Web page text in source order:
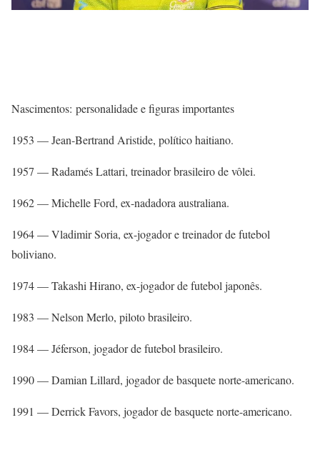
Nascimentos: personalidade e figuras importantes
1953 — Jean-Bertrand Aristide, político haitiano.
1957 — Radamés Lattari, treinador brasileiro de vôlei.
1962 — Michelle Ford, ex-nadadora australiana.
1964 — Vladimir Soria, ex-jogador e treinador de futebol
boliviano.
1974 — Takashi Hirano, ex-jogador de futebol japonês.
1983 — Nelson Merlo, piloto brasileiro.
1984 — Jéferson, jogador de futebol brasileiro.
1990 — Damian Lillard, jogador de basquete norte-americano.
1991 — Derrick Favors, jogador de basquete norte-americano.